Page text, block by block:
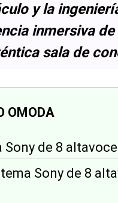
y la
inmersiva
sala de
OMODA
Sony de 8
Sony de 8